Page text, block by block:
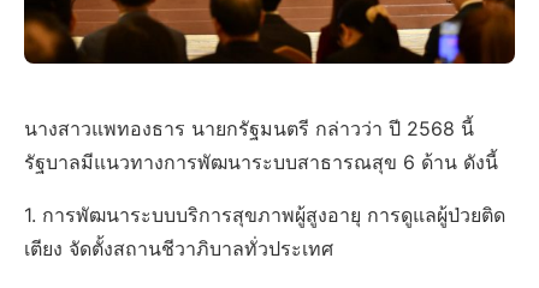
นางสาวแพทองธาร นายกรัฐมนตรี กล่าวว่า ปี 2568 นี้
รัฐบาลมีแนวทางการพัฒนาระบบสาธารณสุข 6 ด้าน ดังนี้
1. การพัฒนาระบบบริการสุขภาพผู้สูงอายุ การดูแลผู้ป่วยติด
เตียง จัดตั้งสถานชีวาภิบาลทั่วประเทศ